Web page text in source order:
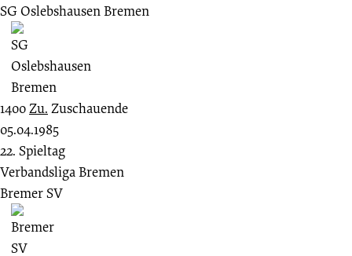
SG Oslebshausen Bremen
1400Zu. Zuschauende
05.04.1985
22. Spieltag
Verbandsliga Bremen
Bremer SV